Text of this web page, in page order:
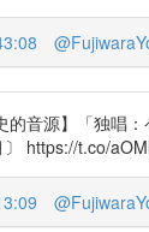
的音源】「独唱
https://t.co/